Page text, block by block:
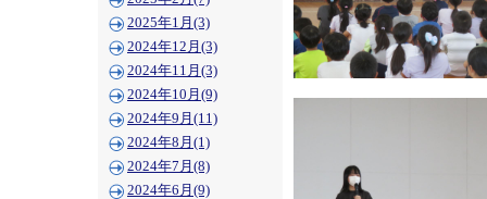
2025年1月(3)
2024年12月(3)
2024年11月(3)
2024年10月(9)
2024年9月(11)
2024年8月(1)
2024年7月(8)
2024年6月(9)